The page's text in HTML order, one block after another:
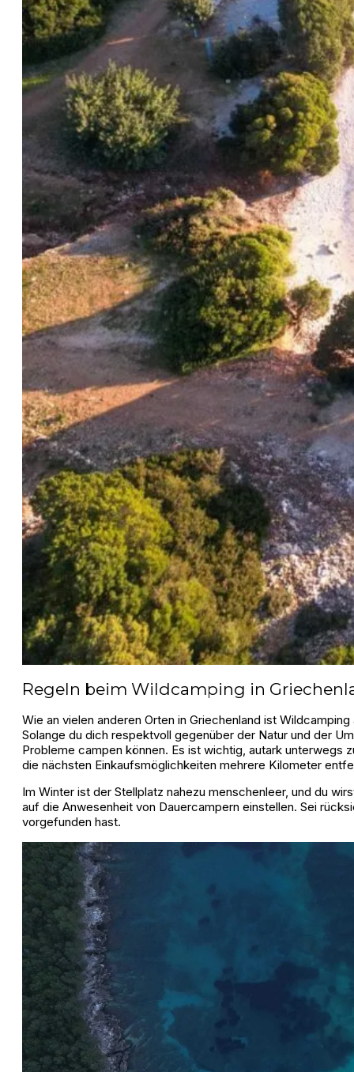
Regeln beim Wildcamping in
Wie an vielen anderen Orten in Griechenland ist
Solange du dich respektvoll gegenüber der Natur und der
Probleme campen können. Es ist wichtig, autark unterwegs
die nächsten Einkaufsmöglichkeiten mehrere Kilometer
Im Winter ist der Stellplatz nahezu menschenleer, und du
auf die Anwesenheit von Dauercampern einstellen. Sei
vorgefunden hast.